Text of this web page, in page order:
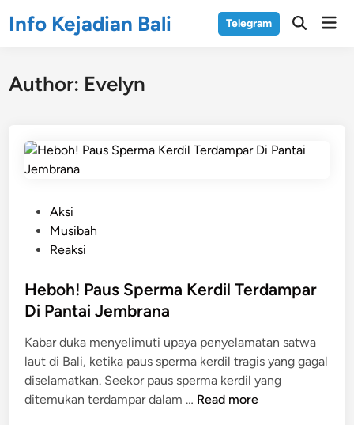
toInfo Kejadian Bali Telegram
Open
Author: Evelyn
e
d
n
Aksi
Musibah
Reaksi
Heboh! Paus Sperma Kerdil Terdampar
Di Pantai Jembrana
Kabar duka menyelimuti upaya penyelamatan satwa
laut di Bali, ketika paus sperma kerdil tragis yang gagal
diselamatkan. Seekor paus sperma kerdil yang
ditemukan terdampar dalam … H
Read more